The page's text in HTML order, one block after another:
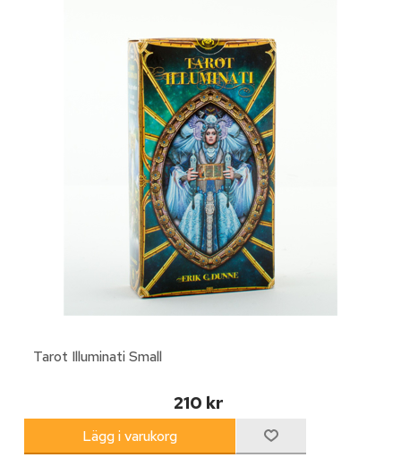
Tarot Illuminati Small
210 kr